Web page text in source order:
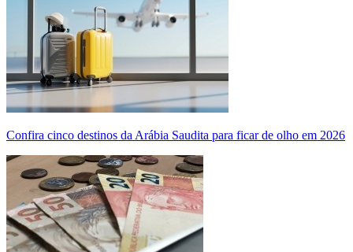
Confira cinco destinos da Arábia Saudita para ficar de olho em 2026